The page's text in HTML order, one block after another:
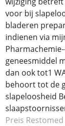
voor bij
bladeren
indienen via
geneesmiddel
dan ook tot1
behoort tot de
slapeloosheid
Preis Restomed